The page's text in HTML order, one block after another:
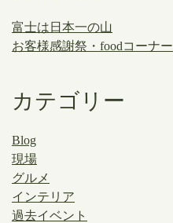
富士は日本一の山
お客様感謝祭・foodコーナー
カテゴリー
Blog
現場
グルメ
インテリア
過去イベント